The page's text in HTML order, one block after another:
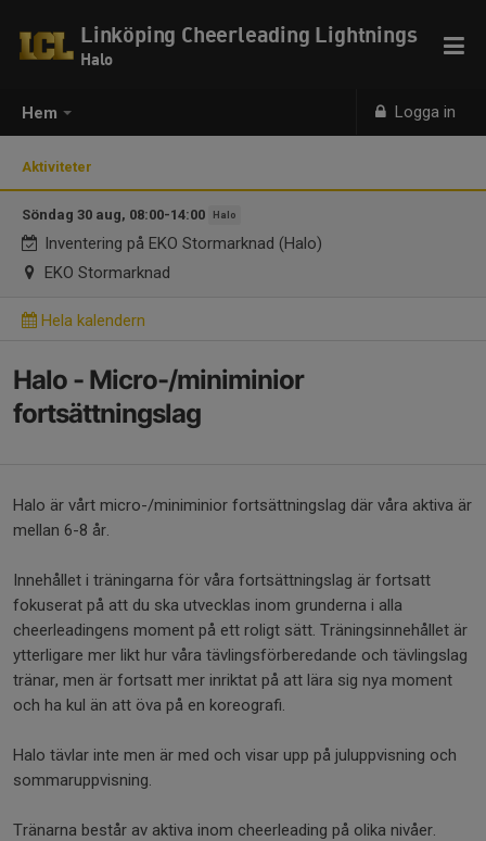
Hem Logga in
Linköping Cheerleading Lightnings
Halo
Aktiviteter
Söndag 30 aug, 08:00-14:00 Halo
Inventering på EKO Stormarknad (Halo)
EKO Stormarknad
Hela kalendern
Halo - Micro-/miniminior
fortsättningslag
Halo är vårt micro-/miniminior fortsättningslag där våra aktiva är
mellan 6-8 år.
Innehållet i träningarna för våra fortsättningslag är fortsatt
fokuserat på att du ska utvecklas inom grunderna i alla
cheerleadingens moment på ett roligt sätt. Träningsinnehållet är
ytterligare mer likt hur våra tävlingsförberedande och tävlingslag
tränar, men är fortsatt mer inriktat på att lära sig nya moment
och ha kul än att öva på en koreografi.
Halo tävlar inte men är med och visar upp på juluppvisning och
sommaruppvisning.
Tränarna består av aktiva inom cheerleading på olika nivåer.